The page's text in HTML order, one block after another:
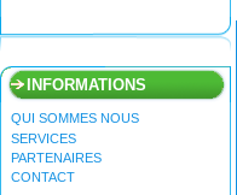
INFORMATIONS
QUI SOMMES NOUS
SERVICES
PARTENAIRES
CONTACT